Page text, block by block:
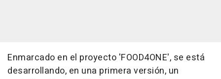
Enmarcado en el proyecto 'FOOD4ONE', se está
desarrollando, en una primera versión, un